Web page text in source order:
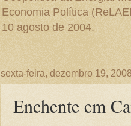
Economia Política
10 agosto de 2004.
sexta-feira, dezembro 19,
Enchente em